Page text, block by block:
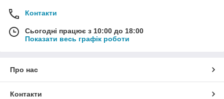
Контакти
Сьогодні працює з 10:00 до 18:00
Показати весь графік роботи
Про нас
Контакти